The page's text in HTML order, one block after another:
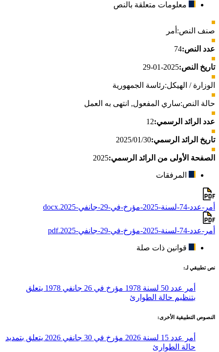
معلومات متعلقة بالنص
صنف النص: أمر
عدد النص:74
تاريخ النص:2025-01-29
الوزارة / الهيكل:رئاسة الجمهورية
حالة النص:ساري المفعول, انتهى به العمل
عدد الرائد الرسمي:12
تاريخ الرائد الرسمي:2025/01/30
الصفحة الأولى من الرائد الرسمي:2025
المرفقات
أمر-عدد-74-لسنة-2025-مؤرخ-في-29-جانفي-2025.docx
أمر-عدد-74-لسنة-2025-مؤرخ-في-29-جانفي-2025.pdf
قوانين ذات صلة
نص تطبيقي لـ:
أمر عدد 50 لسنة 1978 مؤرخ في 26 جانفي 1978 يتعلق
بتنظيم حالة الطوارئ
النصوص التطبيقية الأخرى:
أمر عدد 15 لسنة 2026 مؤرخ في 30 جانفي 2026 يتعلق بتمديد
حالة الطوارئ